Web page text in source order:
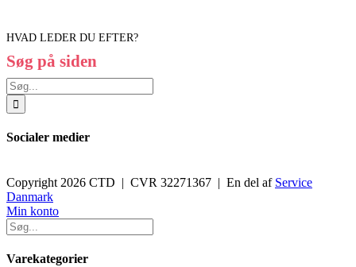
HVAD LEDER DU EFTER?
Søg på siden
Søg
efter:
Socialer medier
Copyright 2026 CTD | CVR 32271367 | En del af Service
Danmark
Toggle
Sliding
Bar
Area
Min konto
Varekategorier